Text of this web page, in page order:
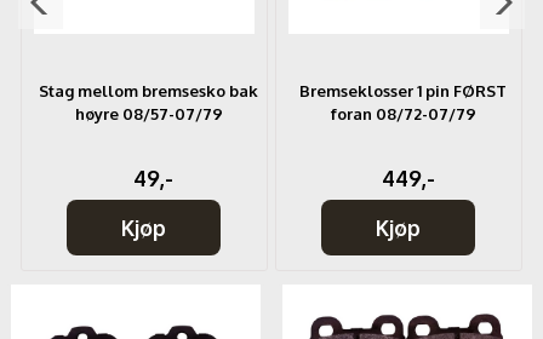
Stag mellom bremsesko bak
høyre 08/57-07/79
49,-
Kjøp
Bremseklosser 1 pin FØRST
foran 08/72-07/79
449,-
Kjøp